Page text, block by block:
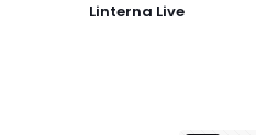
Linterna Live